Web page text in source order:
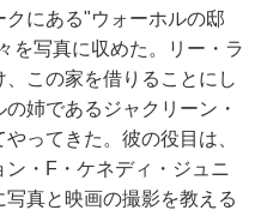
にある"ウォーホルの邸
を写真に収めた。リー・ラ
この家を借りることにし
姉であるジャクリーン・
ってきた。彼の役目は、
・F・ケネディ・ジュニ
真と映画の撮影を教える